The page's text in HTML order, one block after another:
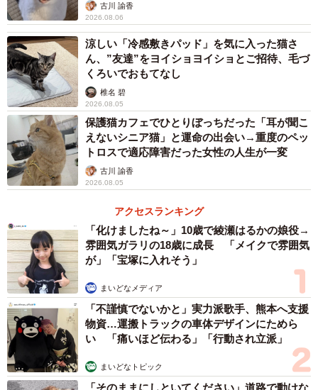
ミルコのお家さんにお話を伺いました。
ーー何歳ですか。
「1歳の男の子です。」
古川 諭香
2026.08.06
涼しい「冷感敷きパッド」を気に入った猫さ
ん、”友達”をヨイショヨイショとご招待、毛づ
くろいでおもてなし
椎名 碧
2026.08.05
保護猫カフェでひとりぼっちだった「耳が聞こ
えないシニア猫」と運命の出会い→重度のペッ
トロスで適応障害だった女性の人生が一変
古川 諭香
2026.08.05
アクセスランキング
「化けましたね～」10歳で綾瀬はるかの娘役→
雰囲気ガラリの18歳に成長 「メイクで雰囲気
が」「宝塚に入れそう」
まいどなメディア
「不謹慎でないかと」実力派歌手、熊本へ支援
物資…運搬トラックの車体デザインにためら
い 「痛いほど伝わる」「行動され立派」
まいどなトピック
「そのままにしといてください」道路で動けな